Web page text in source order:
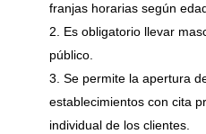
franjas horarias según
Es obligatorio llevar
público.
Se permite la apertura
establecimientos con cita
individual de los clientes.